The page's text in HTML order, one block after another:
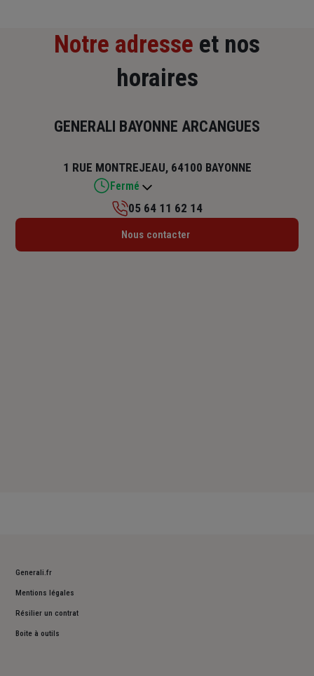
Notre adresse et nos
horaires
GENERALI BAYONNE ARCANGUES
1 RUE MONTREJEAU, 64100 BAYONNE
Fermé
Lundi : 08h30 – 17h30
05 64 11 62 14
Nous contacter
Generali.fr
Mentions légales
Résilier un contrat
Boite à outils